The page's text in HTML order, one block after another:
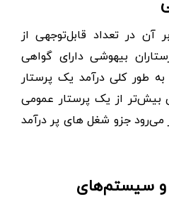
آن در تعداد قابل‌توجهی از
بیهوشی دارای گواهی
طور کلی درآمد یک پرستار
از یک پرستار عمومی
جزو شغل های پر درآمد
و سیستم‌های